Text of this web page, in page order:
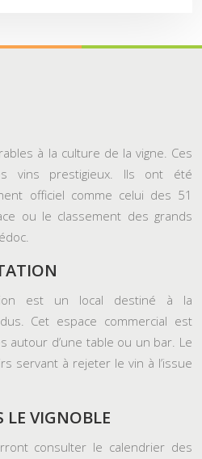
à la culture de la vigne. Ces
vins prestigieux. Ils ont été
officiel comme celui des 51
ou le classement des grands
est un local destiné à la
Cet espace commercial est
autour d’une table ou un bar. Le
servant à rejeter le vin à l’issue
LE VIGNOBLE
consulter le calendrier des